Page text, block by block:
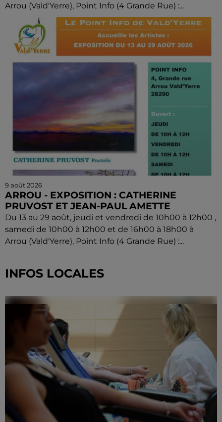
Arrou (Vald'Yerre), Point Info (4 Grande Rue) :...
9 août 2026
ARROU - EXPOSITION : CATHERINE
PRUVOST ET JEAN-PAUL AMETTE
Du 13 au 29 août, jeudi et vendredi de 10h00 à 12h00 ,
samedi de 10h00 à 12h00 et de 16h00 à 18h00 à
Arrou (Vald'Yerre), Point Info (4 Grande Rue) :...
INFOS LOCALES